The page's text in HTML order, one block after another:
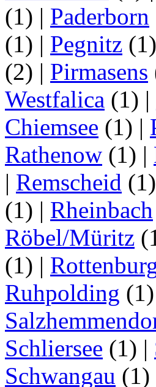
(1) | Paderborn
(1) | Pegnitz (1)
(2) | Pirmasens
Westfalica (1) |
Chiemsee (1) |
Rathenow (1) |
| Remscheid (1)
(1) | Rheinbach
Röbel/Müritz
(1) |
Ruhpolding (1)
Schliersee (1) |
Schwangau (1)